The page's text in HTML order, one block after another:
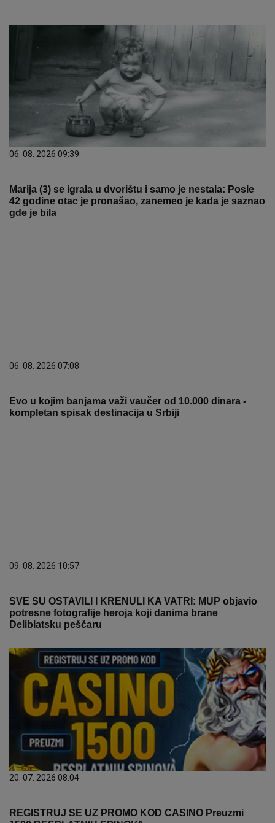
06. 08. 2026 09:39
Marija (3) se igrala u dvorištu i samo je nestala: Posle
42 godine otac je pronašao, zanemeo je kada je saznao
gde je bila
06. 08. 2026 07:08
Evo u kojim banjama važi vaučer od 10.000 dinara -
kompletan spisak destinacija u Srbiji
09. 08. 2026 10:57
SVE SU OSTAVILI I KRENULI KA VATRI: MUP objavio
potresne fotografije heroja koji danima brane
Deliblatsku peščaru
20. 07. 2026 08:04
REGISTRUJ SE UZ PROMO KOD CASINO Preuzmi